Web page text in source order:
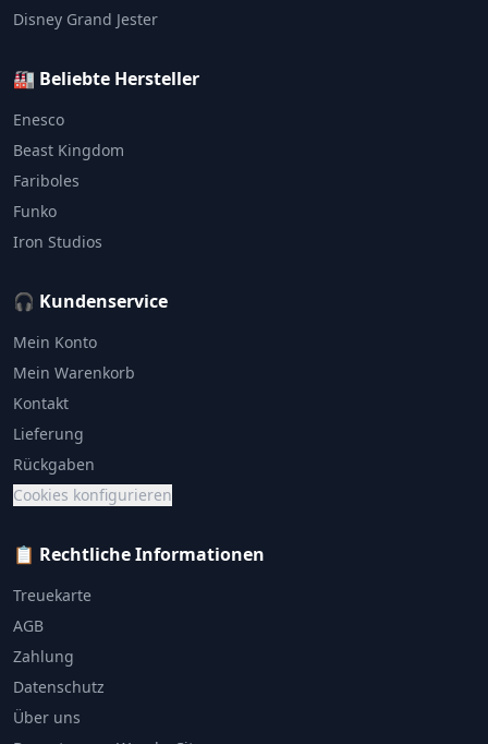
Disney Grand Jester
🏭 Beliebte Hersteller
Enesco
Beast Kingdom
Fariboles
Funko
Iron Studios
🎧 Kundenservice
Mein Konto
Mein Warenkorb
Kontakt
Lieferung
Rückgaben
Cookies konfigurieren
📋 Rechtliche Informationen
Treuekarte
AGB
Zahlung
Datenschutz
Über uns